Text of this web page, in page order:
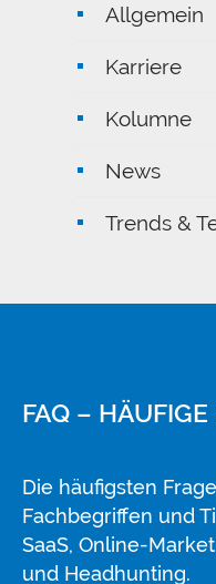
Allgemein
Karriere
Kolumne
News
Trends &
FAQ – HÄUFIGE
Die häufigsten
Fachbegriffen und
SaaS, Online-
und Headhunting.